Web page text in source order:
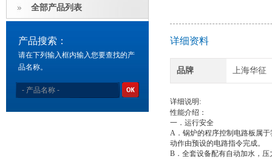
全部产品列表
产品搜索：
请在下列输入框内输入您要查找的产
品名称。
详细资料
品牌 上海华征
详细说明:
性能介绍：
一．运行安全
A．锅炉的程序控制电路板属
动作由预设的电路指令完成。
B．全套设备配有自动加水，